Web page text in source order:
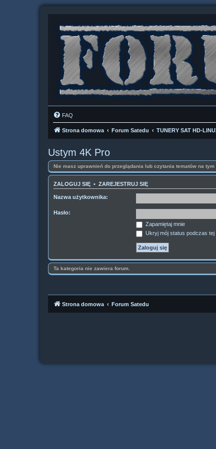
FAQ
Strona domowa Forum Satedu TUNERY SAT HD-
Ustym 4K Pro
Nie masz uprawnień do przeglądania lub czytania tematów na tym
ZALOGUJ SIĘ • ZAREJESTRUJ SIĘ
Nazwa użytkownika:
Hasło:
Zapamiętaj mnie
Ukryj mój status podczas tej
Ta kategoria nie zawiera forum.
Strona domowa Forum Satedu